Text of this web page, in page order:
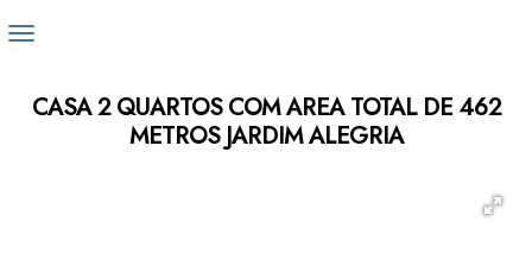
CASA 2 QUARTOS COM AREA TOTAL DE 462
METROS JARDIM ALEGRIA